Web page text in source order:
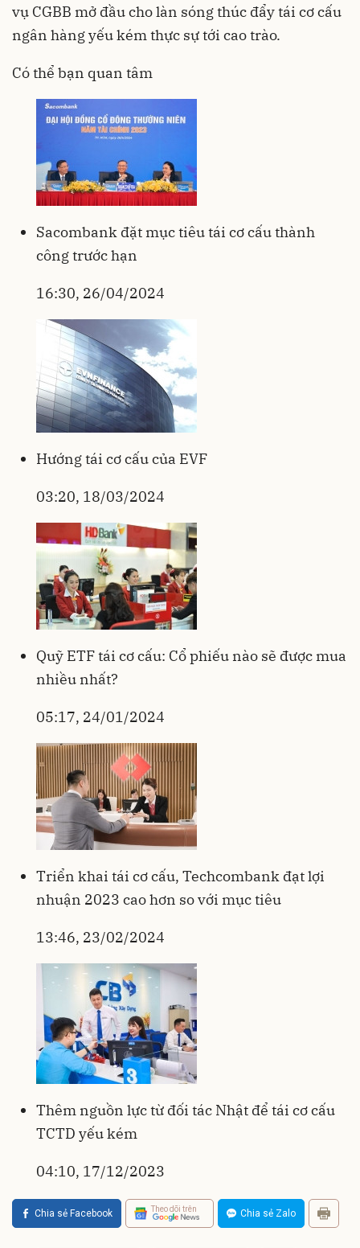
vụ CGBB mở đầu cho làn sóng thúc đẩy tái cơ cấu
ngân hàng yếu kém thực sự tới cao trào.
Có thể bạn quan tâm
Sacombank đặt mục tiêu tái cơ cấu thành
công trước hạn
16:30, 26/04/2024
Hướng tái cơ cấu của EVF
03:20, 18/03/2024
Quỹ ETF tái cơ cấu: Cổ phiếu nào sẽ được mua
nhiều nhất?
05:17, 24/01/2024
Triển khai tái cơ cấu, Techcombank đạt lợi
nhuận 2023 cao hơn so với mục tiêu
13:46, 23/02/2024
Thêm nguồn lực từ đối tác Nhật để tái cơ cấu
TCTD yếu kém
04:10, 17/12/2023
Chia sẻ Facebook Theo dõi trên Chia sẻ Zalo